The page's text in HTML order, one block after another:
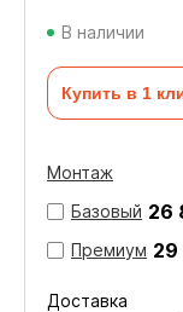
В наличии
Купить в 1
Монтаж
Базовый 26
Премиум 29
Доставка